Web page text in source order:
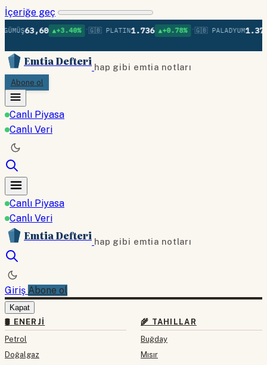
İçeriğe geç
63,60 ▲+3.40% •🇬🇧 PLATIN1.736 ▲+0.78% •🇬🇧 PALADYUM1.379
Emtia Defteri hap gibi emtia notları
Abone ol
Canlı Piyasa
Canlı Veri
Canlı Piyasa
Canlı Veri
Emtia Defteri hap gibi emtia notları
Giriş Abone ol
Kapat
🛢 ENERJI
Petrol
Doğalgaz
🌾 TAHILLAR
Buğday
Mısır